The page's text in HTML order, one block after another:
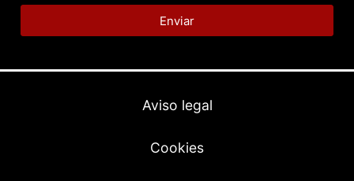
Enviar
Aviso legal
Cookies